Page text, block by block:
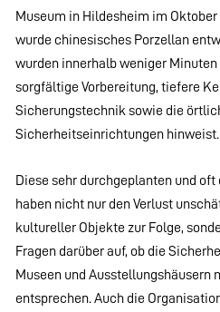
Museum in Hildesheim im
wurde chinesisches Porzellan
wurden innerhalb weniger
sorgfältige Vorbereitung, tiefere
Sicherungstechnik sowie die
Sicherheitseinrichtungen hinweist.
Diese sehr durchgeplanten und
haben nicht nur den Verlust
kultureller Objekte zur Folge,
Fragen darüber auf, ob die
Museen und Ausstellungshäusern
entsprechen. Auch die